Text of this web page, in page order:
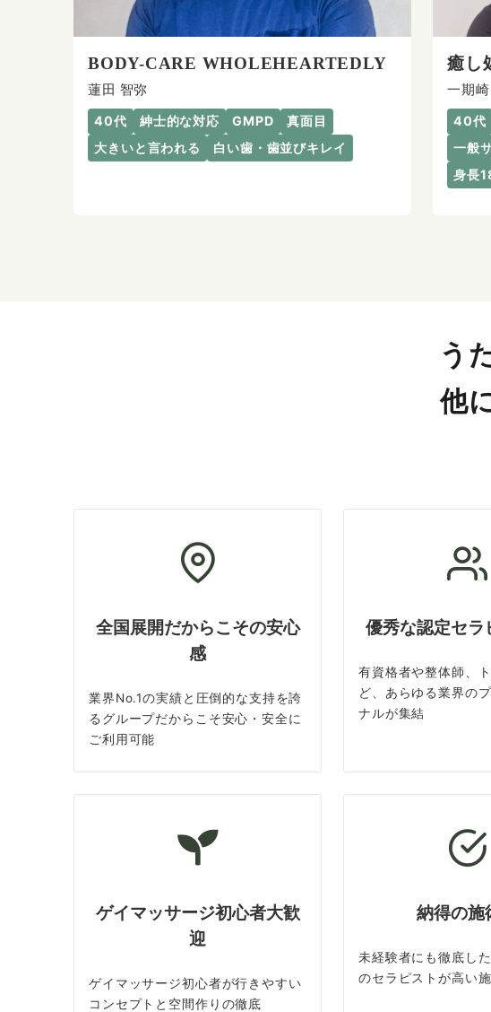
BODY-CARE WHOLEHEARTEDLY
蓮田 智弥
40代 紳士的な対応 GMPD
真面目
大きいと言われる
白い歯・歯並びキレイ
癒し
一期
40代
一般
身長
う
他
全国展開だからこその安心
感
業界No.1の実績と圧倒的な支持を誇
るグループだからこそ安心・安全に
ご利用可能
優秀な認定セラ
有資格者や整体師、
ど、あらゆる業界の
ナルが集結
ゲイマッサージ初心者大歓
迎
ゲイマッサージ初心者が行きやすい
コンセプトと空間作りの徹底
納得の施
未経験者にも徹底し
のセラピストが高い